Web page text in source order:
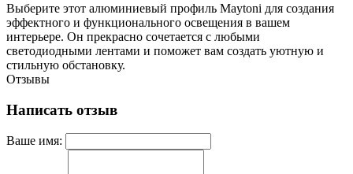
Выберите этот алюминиевый профиль Maytoni для создания
эффектного и функционального освещения в вашем
интерьере. Он прекрасно сочетается с любыми
светодиодными лентами и поможет вам создать уютную и
стильную обстановку.
Отзывы
Написать отзыв
Ваше имя: